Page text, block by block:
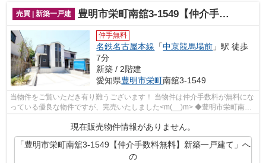
売買 | 新築一戸建 豊明市栄町南舘3-1549【仲介手数料無料】新築一戸建て
仲手無料
名鉄名古屋本線 「中京競馬場前 」駅 徒歩
7分
新築 / 2階建
愛知県豊明市栄町南舘3-1549
当物件をご覧いただき有り難うございます！ 当物件は仲介手数料が無料にな
っている優良な物件ですが、完売いたしました<m(__)m> ◆豊明市栄町南舘
現在販売物件情報がありません。
「豊明市栄町南舘3-1549【仲介手数料無料】新築一戸建て」へ
の